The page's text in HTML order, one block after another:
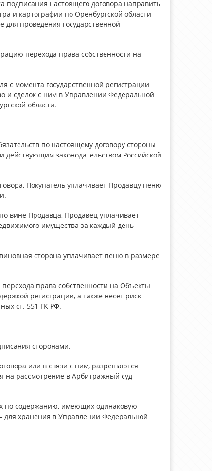
подписания настоящего договора направить
и картографии по Оренбургской области
проведения государственной
перехода права собственности на
с момента государственной регистрации
и сделок с ним в Управлении Федеральной
области.
по настоящему договору стороны
действующим законодательством Российской
Покупатель уплачивает Продавцу пеню
вине Продавца, Продавец уплачивает
имущества за каждый день
сторона уплачивает пеню в размере
права собственности на Объекты
регистрации, а также несет риск
ст. 551 ГК РФ.
сторонами.
или в связи с ним, разрешаются
на рассмотрение в Арбитражный суд
по содержанию, имеющих одинаковую
для хранения в Управлении Федеральной